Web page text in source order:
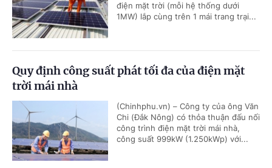
điện mặt trời (mỗi hệ thống dưới
1MW) lắp cùng trên 1 mái trang trại...
Quy định công suất phát tối đa của điện mặt
trời mái nhà
(Chinhphu.vn) – Công ty của ông Văn
Chi (Đắk Nông) có thỏa thuận đấu nối
công trình điện mặt trời mái nhà,
công suất 999kW (1.250kWp) với...